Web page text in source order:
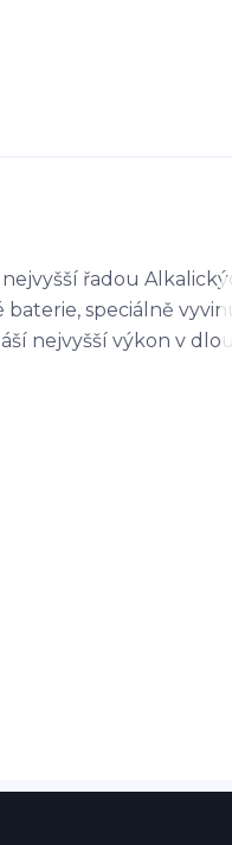
nejvyšší řadou
baterie, speciálně
nejvyšší výkon v